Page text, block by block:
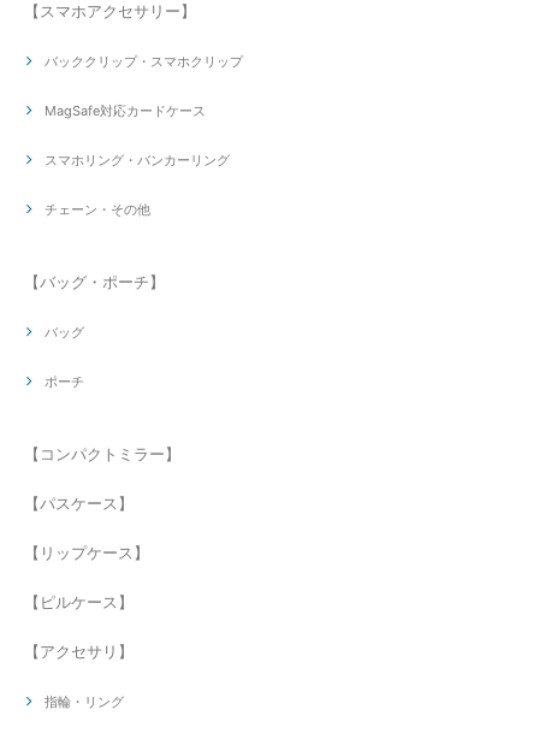
【スマホアクセサリー】
バッククリップ・スマホクリップ
MagSafe対応カードケース
スマホリング・バンカーリング
チェーン・その他
【バッグ・ポーチ】
バッグ
ポーチ
【コンパクトミラー】
【パスケース】
【リップケース】
【ピルケース】
【アクセサリ】
指輪・リング